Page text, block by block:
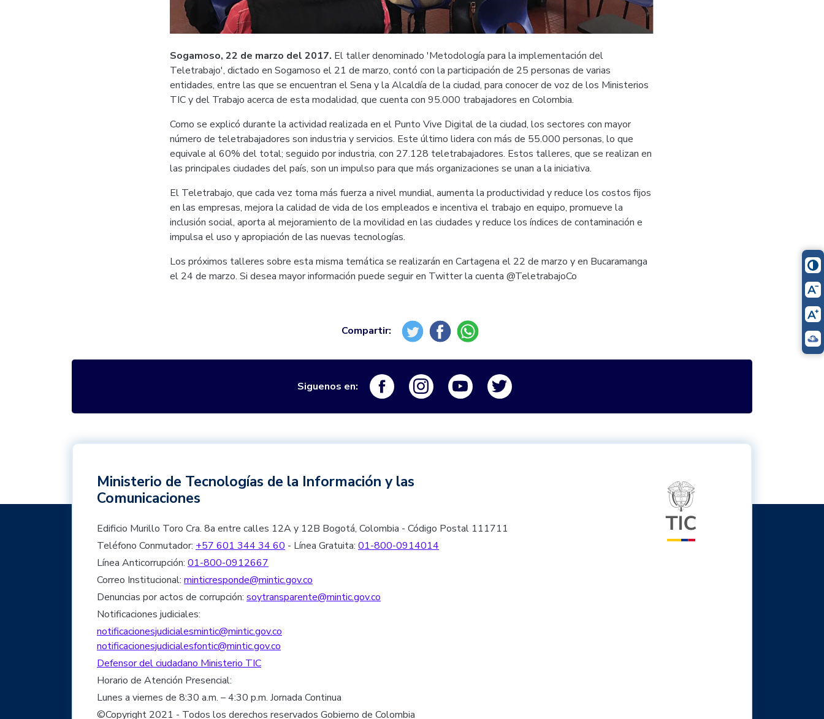
Sogamoso, 22 de marzo del 2017. El taller denominado 'Metodología para la implementación del
Teletrabajo', dictado en Sogamoso el 21 de marzo, contó con la participación de 25 personas de varias
entidades, entre las que se encuentran el Sena y la Alcaldía de la ciudad, para conocer de voz de los Ministerios
TIC y del Trabajo acerca de esta modalidad, que cuenta con 95.000 trabajadores en Colombia.
Como se explicó durante la actividad realizada en el Punto Vive Digital de la ciudad, los sectores con mayor
número de teletrabajadores son industria y servicios. Este último lidera con más de 55.000 personas, lo que
equivale al 60% del total; seguido por industria, con 27.128 teletrabajadores. Estos talleres, que se realizan en
las principales ciudades del país, son un impulso para que más organizaciones se unan a la iniciativa.
El Teletrabajo, que cada vez toma más fuerza a nivel mundial, aumenta la productividad y reduce los costos fijos
en las empresas, mejora la calidad de vida de los empleados e incentiva el trabajo en equipo, promueve la
inclusión social, aporta al mejoramiento de la movilidad en las ciudades y reduce los índices de contaminación e
impulsa el uso y apropiación de las nuevas tecnologías.
Los próximos talleres sobre esta misma temática se realizarán en Cartagena el 22 de marzo y en Bucaramanga
el 24 de marzo. Si desea mayor información puede seguir en Twitter la cuenta @TeletrabajoCo
Siguenos en: Logo FacebookLogo InstagramLogo Youtube
Ministerio de Tecnologías de la Información y las
Comunicaciones
Edificio Murillo Toro Cra. 8a entre calles 12A y 12B Bogotá, Colombia - Código Postal 111711
Teléfono Conmutador: +57 601 344 34 60 - Línea Gratuita: 01-800-0914014
Línea Anticorrupción: 01-800-0912667
Correo Institucional: minticresponde@mintic.gov.co
Denuncias por actos de corrupción: soytransparente@mintic.gov.co
Notificaciones judiciales:
notificacionesjudicialesmintic@mintic.gov.co
notificacionesjudicialesfontic@mintic.gov.co
Defensor del ciudadano Ministerio TIC
Horario de Atención Presencial:
Lunes a viernes de 8:30 a.m. – 4:30 p.m. Jornada Continua
©Copyright 2021 - Todos los derechos reservados Gobierno de Colombia